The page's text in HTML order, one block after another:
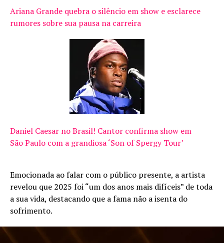
Ariana Grande quebra o silêncio em show e esclarece
rumores sobre sua pausa na carreira
Daniel Caesar no Brasil! Cantor confirma show em
São Paulo com a grandiosa ‘Son of Spergy Tour’
Emocionada ao falar com o público presente, a artista
revelou que 2025 foi “um dos anos mais difíceis” de toda
a sua vida, destacando que a fama não a isenta do
sofrimento.